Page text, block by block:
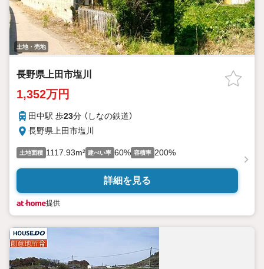
土地・売地
長野県上田市塩川
1,352万円
田中駅 歩23分 （しなの鉄道）
長野県上田市塩川
土地面積 1117.93m² 建ぺい率 60% 容積率 200%
詳細を見る
提供